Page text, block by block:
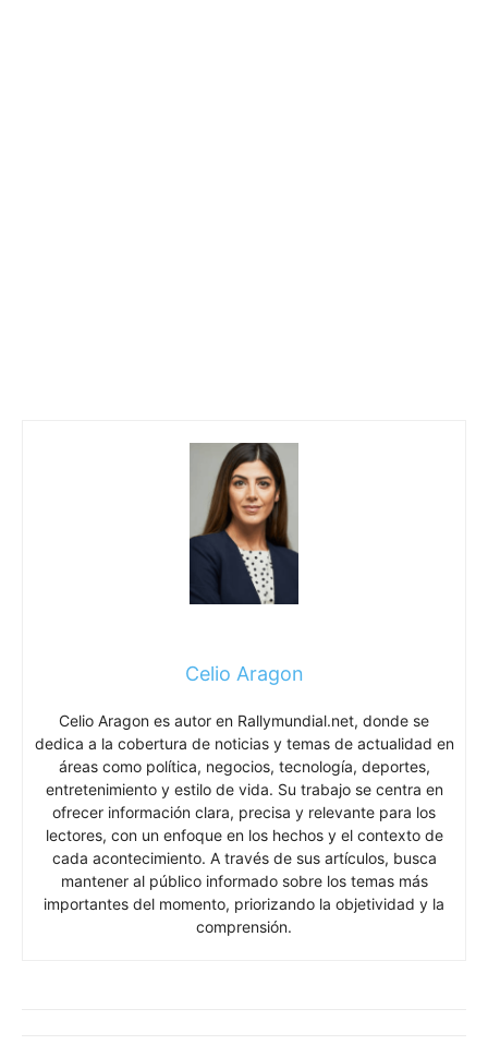
Celio Aragon
Celio Aragon es autor en Rallymundial.net, donde se
dedica a la cobertura de noticias y temas de actualidad en
áreas como política, negocios, tecnología, deportes,
entretenimiento y estilo de vida. Su trabajo se centra en
ofrecer información clara, precisa y relevante para los
lectores, con un enfoque en los hechos y el contexto de
cada acontecimiento. A través de sus artículos, busca
mantener al público informado sobre los temas más
importantes del momento, priorizando la objetividad y la
comprensión.